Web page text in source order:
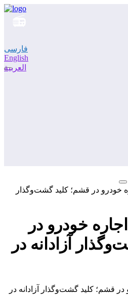
فارسی
English
العربية
خودرو در قشم؛ کلید گشت‌وگذار
خودرو در
آزادانه در